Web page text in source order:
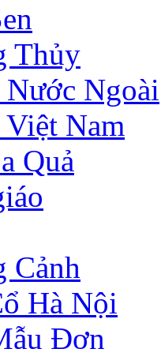
Thủy
Nước Ngoài
Việt Nam
Quả
Cảnh
Hà Nội
Đơn